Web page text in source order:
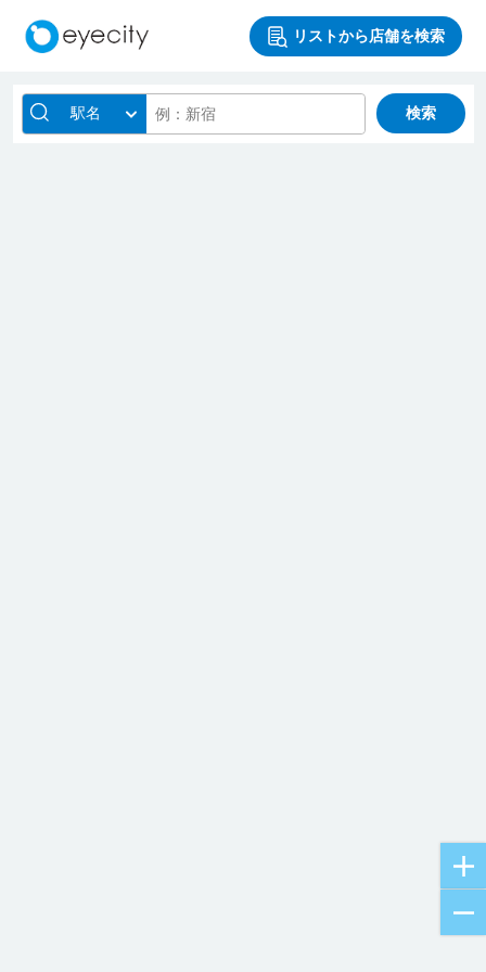
リストから店舗を検索
駅名 検索